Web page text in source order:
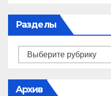
Разделы
Разделы
Архив